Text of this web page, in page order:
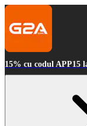
15% cu codul APP15